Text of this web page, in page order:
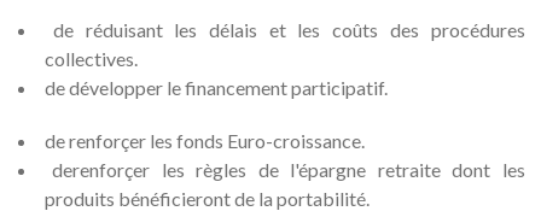
de réduisant les délais et les coûts des procédures
collectives.
de développer le financement participatif.
de renforçer les fonds Euro-croissance.
derenforçer les règles de l'épargne retraite dont les
produits bénéficieront de la portabilité.